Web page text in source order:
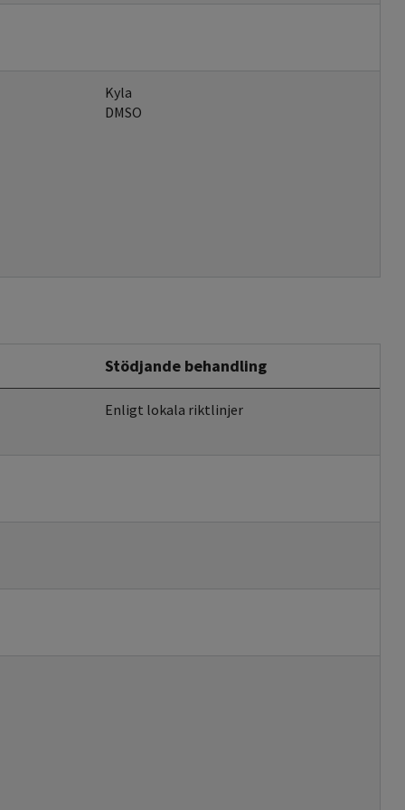
Kyla
DMSO
Stödjande behandling
Enligt lokala riktlinjer